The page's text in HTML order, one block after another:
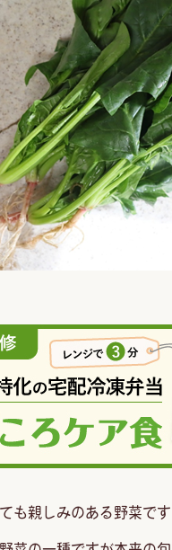
も親しみのある野菜です